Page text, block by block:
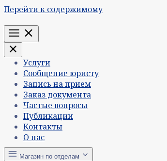
Перейти к содержимому
Меню
Услуги
Сообщение юристу
Запись на прием
Заказ документа
Частые вопросы
Публикации
Контакты
О нас
Магазин по отделам